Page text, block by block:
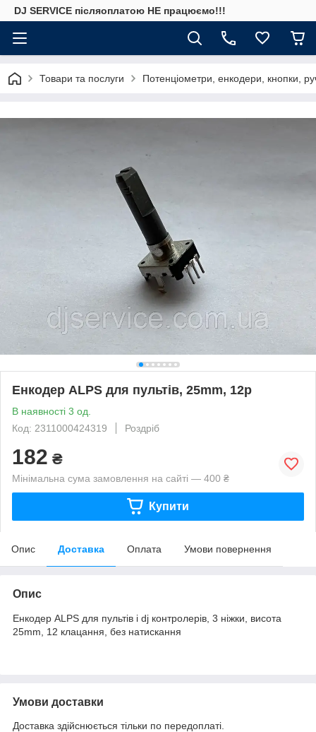
DJ SERVICE пiсляоплатою НЕ працюємо!!!
Товари та послуги Потенціометри, енкодери, кнопки,
Енкодер ALPS для пультів, 25mm, 12p
В наявності 3 од.
Код: 2311000424319
Роздріб
182 ₴
Мінімальна сума замовлення на сайті — 400 ₴
Купити
Опис Доставка Оплата Умови повернення
Опис
Енкодер ALPS для пультів і dj контролерів, 3 ніжки, висота
25mm, 12 клацання, без натискання
Умови доставки
Доставка здійснюється тільки по передоплаті.